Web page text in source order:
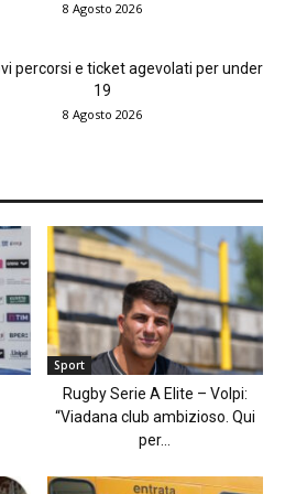
8 Agosto 2026
percorsi e ticket agevolati per under
19
8 Agosto 2026
Sport
Rugby Serie A Elite – Volpi:
“Viadana club ambizioso. Qui
per...